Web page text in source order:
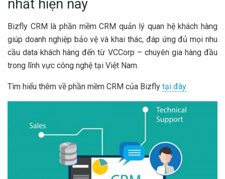
nhất hiện nay
Bizfly CRM là phần mềm CRM quản lý quan hệ khách hàng
giúp doanh nghiệp bảo vệ và khai thác, đáp ứng đủ mọi nhu
cầu data khách hàng đến từ VCCorp – chuyên gia hàng đầu
trong lĩnh vực công nghệ tại Việt Nam.
Tìm hiểu thêm về phần mềm CRM của Bizfly tại đây